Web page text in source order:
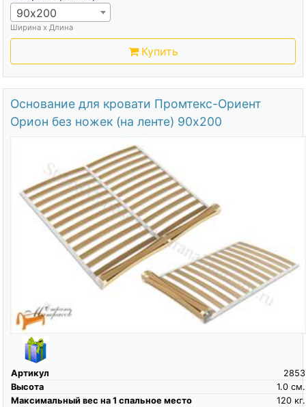
90х200
Ширина х Длина
Купить
Основание для кровати Промтекс-Ориент
Орион без ножек (на ленте) 90х200
Артикул
2853
Высота
см.
1.0
Максимальный вес на 1 спальное место
кг.
120